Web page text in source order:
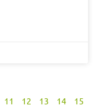
11 12 13 14
15